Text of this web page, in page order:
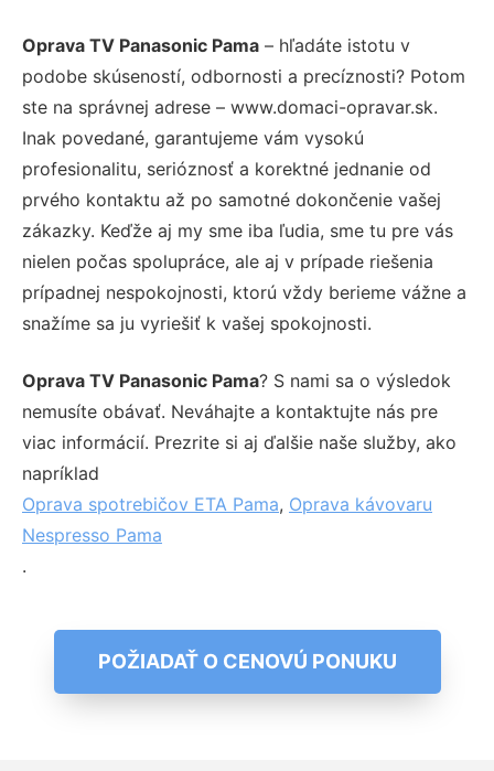
Oprava TV Panasonic Pama – hľadáte istotu v
podobe skúseností, odbornosti a precíznosti? Potom
ste na správnej adrese – www.domaci-opravar.sk.
Inak povedané, garantujeme vám vysokú
profesionalitu, serióznosť a korektné jednanie od
prvého kontaktu až po samotné dokončenie vašej
zákazky. Keďže aj my sme iba ľudia, sme tu pre vás
nielen počas spolupráce, ale aj v prípade riešenia
prípadnej nespokojnosti, ktorú vždy berieme vážne a
snažíme sa ju vyriešiť k vašej spokojnosti.
Oprava TV Panasonic Pama? S nami sa o výsledok
nemusíte obávať. Neváhajte a kontaktujte nás pre
viac informácií. Prezrite si aj ďalšie naše služby, ako
napríklad
Oprava spotrebičov ETA Pama, Oprava kávovaru
Nespresso Pama
.
POŽIADAŤ O CENOVÚ PONUKU